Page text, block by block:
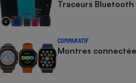
Traceurs Bluetooth
COMPARATIF
Montres